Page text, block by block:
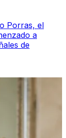
Porras, el
a
de